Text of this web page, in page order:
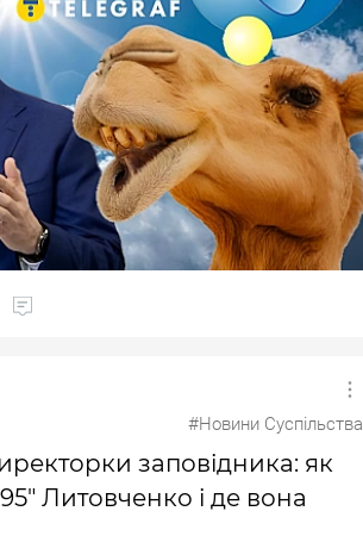
#Новини Суспільства
заповідника: як
Литовченко і де вона